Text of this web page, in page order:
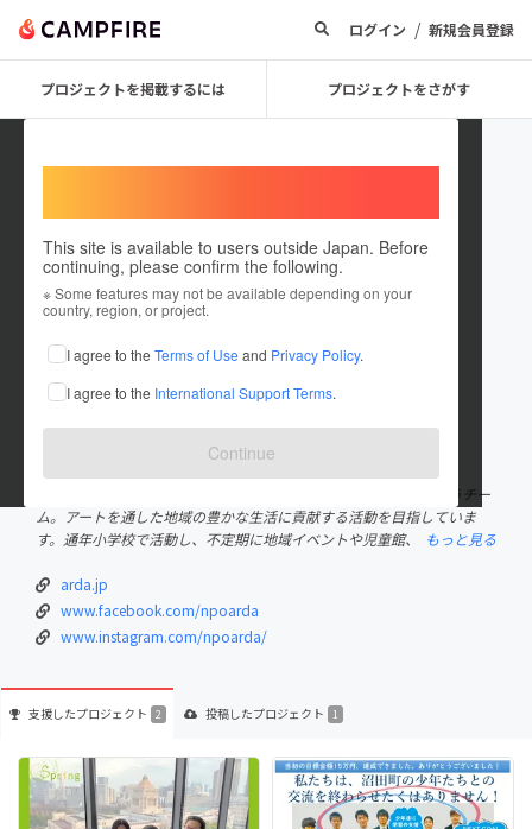
ログイン / 新規会員登録
プロジェクトを掲載するには プロジェクトをさがす
This site is available to users outside Japan. Before
continuing, please confirm the following.
※ Some features may not be available depending on your
country, region, or project.
I agree to the Terms of Use and Privacy Policy.
I agree to the International Support Terms.
Continue
アートわっか・すぎなみ（NPO
プロジェクトオーナー
これまでに2回支援して1件のプロジェクトを投稿しています
在住国：日本 現在地：東京都
東京都杉並区や、近郊に住んでいる市民主体で美術鑑賞をおこなうチー
ム。アートを通した地域の豊かな生活に貢献する活動を目指していま
す。通年小学校で活動し、不定期に地域イベントや児童館、
もっと見る
arda.jp
www.facebook.com/npoarda
www.instagram.com/npoarda/
支援したプロジェクト 2 投稿したプロジェクト 1